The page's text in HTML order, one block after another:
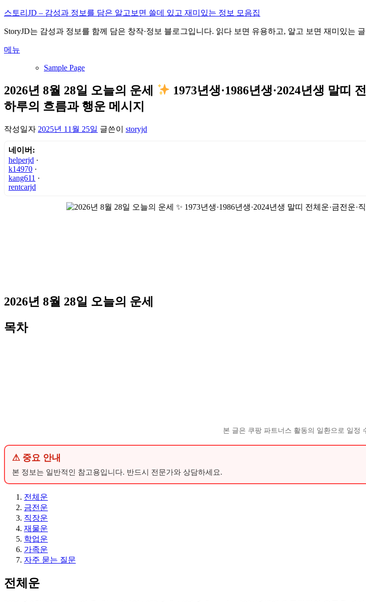
내
으
바
기
스토리JD – 감성과 정보를 담은 알고보면 쓸데 있고 재미있는 정보 모음집
StoryJD는 감성과 정보를 함께 담은 창작·정보 블로그입니다. 읽다 보면 유용하고, 알고 보면 재미있는
메뉴
Sample Page
2026년 8월 28일 오늘의 운세
1973년생·1986년생·2024년생 말띠
하루의 흐름과 행운 메시지
작성일자 2025년 11월 25일 글쓴이 storyjd
네이버:
helperjd ·
k14970 ·
kang611 ·
rentcarjd
2026년 8월 28일 오늘의 운세
목차
본 글은 쿠팡 파트너스 활동의 일환으로 일정
⚠ 중요 안내
본 정보는 일반적인 참고용입니다. 반드시 전문가와 상담하세요.
전체운
금전운
직장운
재물운
학업운
가족운
자주 묻는 질문
전체운